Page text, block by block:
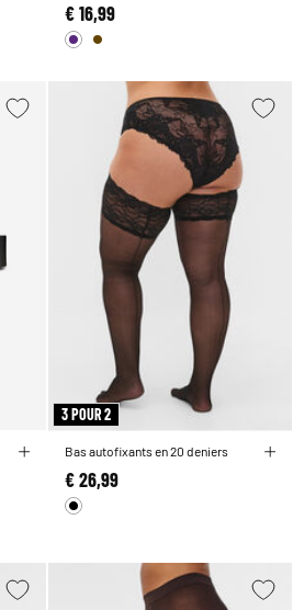
€ 16,99
3 POUR 2
Bas autofixants en 20 deniers
€ 26,99